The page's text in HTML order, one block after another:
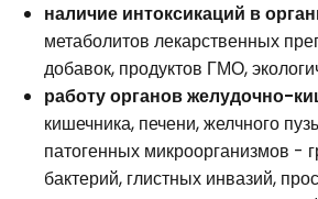
наличие интоксикаций в
метаболитов лекарственных
добавок, продуктов ГМО,
работу органов желудочно-
кишечника, печени, желчного
патогенных микроорганизмов -
бактерий, глистных инвазий,